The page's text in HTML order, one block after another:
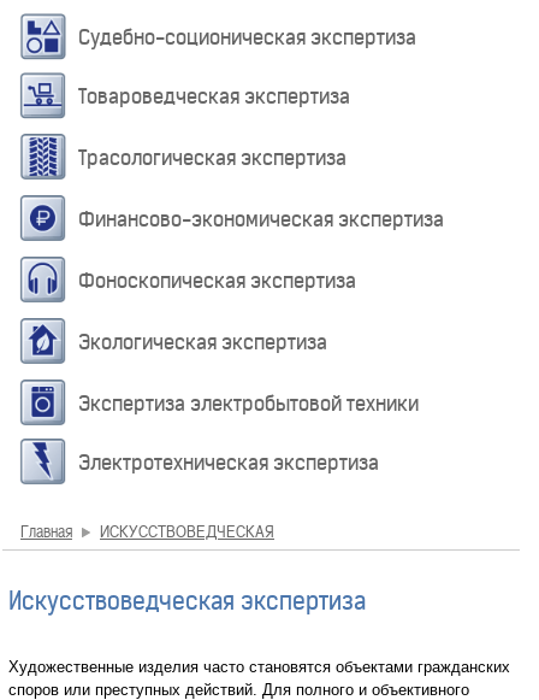
Судебно-соционическая экспертиза
Товароведческая экспертиза
Трасологическая экспертиза
Финансово-экономическая экспертиза
Фоноскопическая экспертиза
Экологическая экспертиза
Экспертиза электробытовой техники
Электротехническая экспертиза
Главная ИСКУССТВОВЕДЧЕСКАЯ
Искусствоведческая экспертиза
Художественные изделия часто становятся объектами гражданских
споров или преступных действий. Для полного и объективного